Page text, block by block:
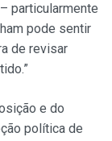
particularmente
pode sentir
de revisar
e do
política de